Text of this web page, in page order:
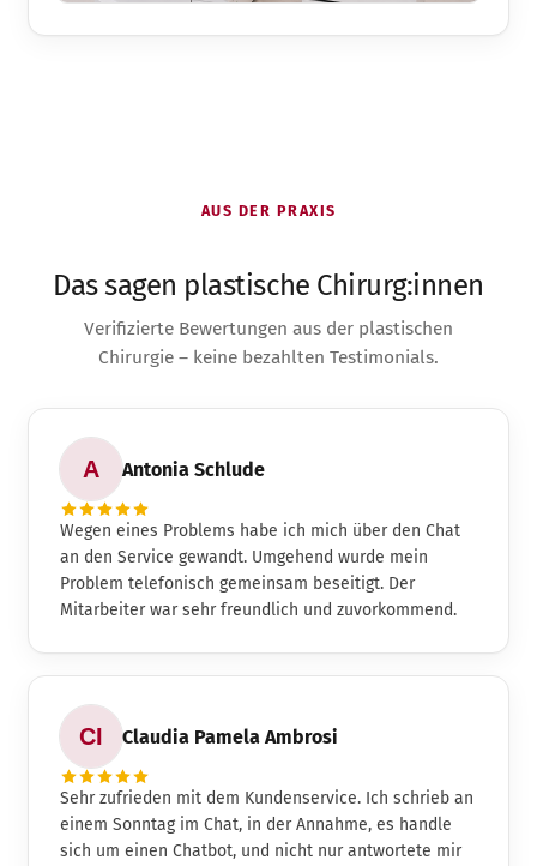
AUS DER PRAXIS
Das sagen plastische Chirurg:innen
Verifizierte Bewertungen aus der plastischen
Chirurgie – keine bezahlten Testimonials.
Antonia Schlude
Wegen eines Problems habe ich mich über den Chat
an den Service gewandt. Umgehend wurde mein
Problem telefonisch gemeinsam beseitigt. Der
Mitarbeiter war sehr freundlich und zuvorkommend.
Claudia Pamela Ambrosi
Sehr zufrieden mit dem Kundenservice. Ich schrieb an
einem Sonntag im Chat, in der Annahme, es handle
sich um einen Chatbot, und nicht nur antwortete mir